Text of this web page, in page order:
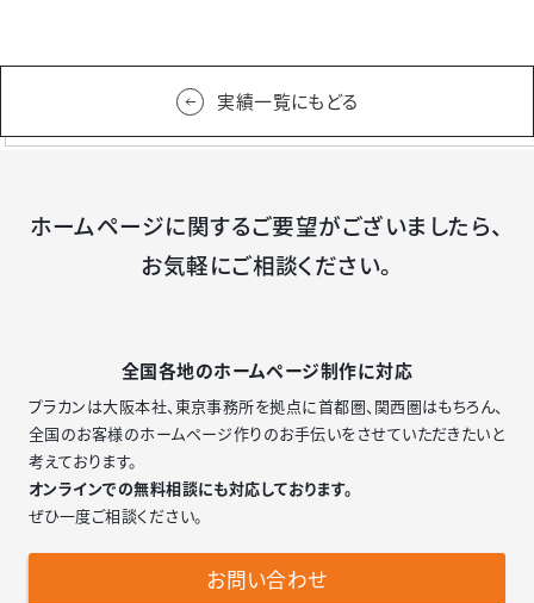
実績一覧にもどる
ホームページに関するご要望がございましたら、
お気軽にご相談ください。
全国各地のホームページ制作に対応
プラカンは大阪本社、東京事務所を拠点に首都圏、関西圏はもちろん、
全国のお客様のホームページ作りのお手伝いをさせていただきたいと
考えております。
オンラインでの無料相談にも対応しております。
ぜひ一度ご相談ください。
お問い合わせ